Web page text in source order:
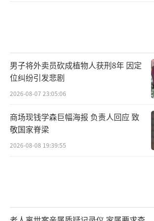
男子将外卖员砍成植物人获刑8年 因定
位纠纷引发悲剧
2026-08-07 23:05:06
商场现钱学森巨幅海报 负责人回应 致
敬国家脊梁
2026-08-08 19:39:55